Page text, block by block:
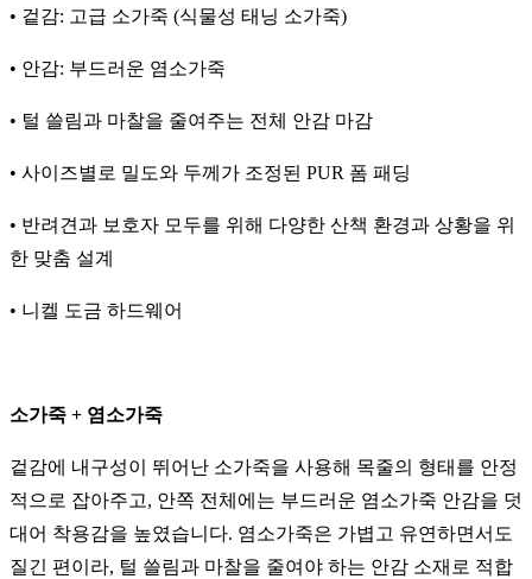
• 겉감: 고급 소가죽 (식물성 태닝 소가죽)
• 안감: 부드러운 염소가죽
• 털 쓸림과 마찰을 줄여주는 전체 안감 마감
• 사이즈별로 밀도와 두께가 조정된 PUR 폼 패딩
• 반려견과 보호자 모두를 위해 다양한 산책 환경과 상황을 위
한 맞춤 설계
• 니켈 도금 하드웨어
소가죽 + 염소가죽
겉감에 내구성이 뛰어난 소가죽을 사용해 목줄의 형태를 안정
적으로 잡아주고, 안쪽 전체에는 부드러운 염소가죽 안감을 덧
대어 착용감을 높였습니다. 염소가죽은 가볍고 유연하면서도
질긴 편이라, 털 쓸림과 마찰을 줄여야 하는 안감 소재로 적합